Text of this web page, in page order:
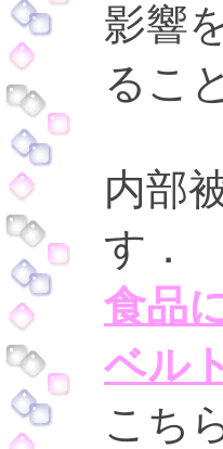
影響
るこ
内部
す．
食品
ベル
こち